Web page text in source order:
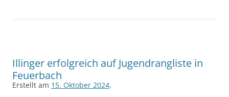
Illinger erfolgreich auf Jugendrangliste in
Feuerbach
Erstellt am 15. Oktober 2024.